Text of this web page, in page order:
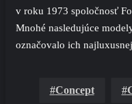
v roku 1973 spoločnosť
Mnohé nasledujúce
označovalo ich
Concept